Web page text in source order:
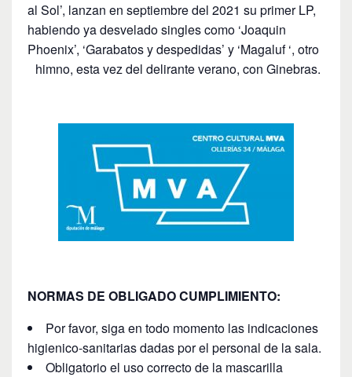
al Sol’, lanzan en septiembre del 2021 su primer LP,
habiendo ya desvelado singles como ‘Joaquin
Phoenix’, ‘Garabatos y despedidas’ y ‘Magaluf ‘, otro
himno, esta vez del delirante verano, con Ginebras.
NORMAS DE OBLIGADO CUMPLIMIENTO:
Por favor, siga en todo momento las indicaciones
higienico-sanitarias dadas por el personal de la sala.
Obligatorio el uso correcto de la mascarilla